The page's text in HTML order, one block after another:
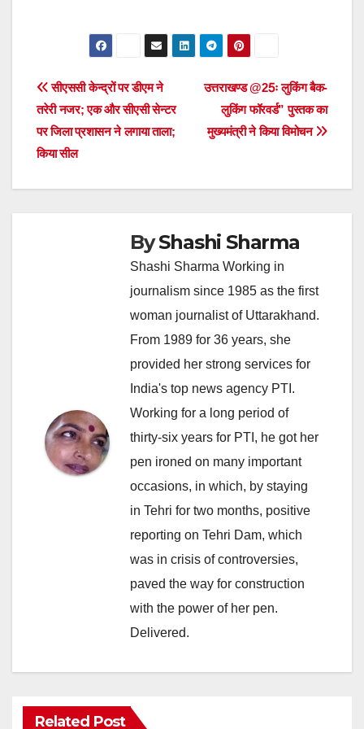
Post
navigation
उत्तराखण्ड @25ः लुकिंग बैक-
लुकिंग फॉरवर्ड” पुस्तक का
मुख्यमंत्री ने किया विमोचन
सीएससी केन्द्रों पर डीएम ने
तरेरी नजर; एक और सीएसी सेन्टर
पर जिला प्रशासन ने लगाया ताला;
किया सील
ByShashi Sharma
Shashi Sharma Working in
journalism since 1985 as the first
woman journalist of Uttarakhand.
From 1989 for 36 years, she
provided her strong services for
India's top news agency PTI.
Working for a long period of
thirty-six years for PTI, he got her
pen ironed on many important
occasions, in which, by staying
in Tehri for two months, positive
reporting on Tehri Dam, which
was in crisis of controversies,
paved the way for construction
with the power of her pen.
Delivered.
Related Post